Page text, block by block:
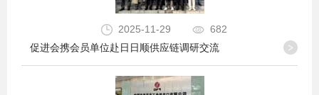
2025-11-29
682
促进会携会员单位赴日日顺供应链调研交流